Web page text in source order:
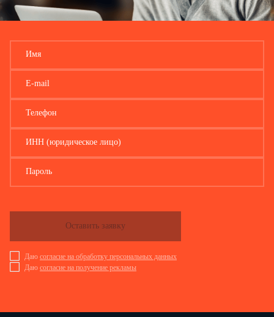
Имя
E-mail
Телефон
ИНН (юридическое лицо)
Пароль
Даю согласие на обработку персональных данных
Даю согласие на получение рекламы
Оставить заявку